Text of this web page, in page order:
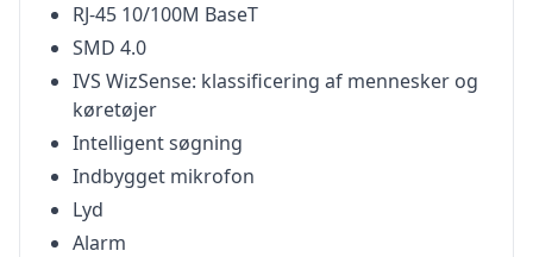
RJ-45 10/100M BaseT
SMD 4.0
IVS WizSense: klassificering af mennesker og
køretøjer
Intelligent søgning
Indbygget mikrofon
Lyd
Alarm